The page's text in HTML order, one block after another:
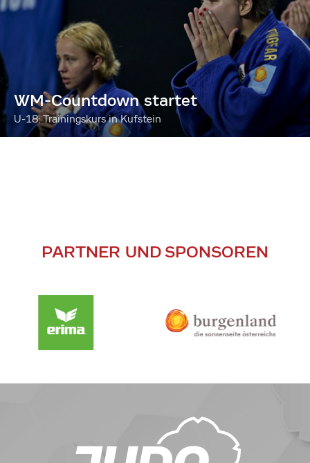
WM-Countdown startet
U-18: Trainingskurs in Kufstein
PARTNER UND SPONSOREN